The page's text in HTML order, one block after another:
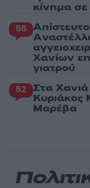
κίνημα
55
Χανίων
γιατρού
52 Στα Χανιά
Κυριάκος
Μαρέβα